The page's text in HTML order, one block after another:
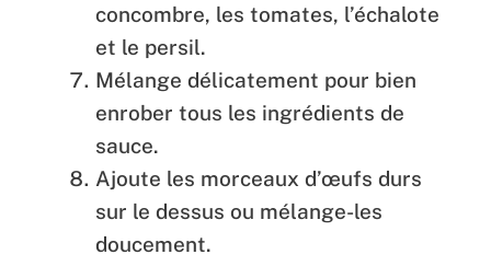
concombre, les tomates, l’échalote
et le persil.
Mélange délicatement pour bien
enrober tous les ingrédients de
sauce.
Ajoute les morceaux d’œufs durs
sur le dessus ou mélange-les
doucement.